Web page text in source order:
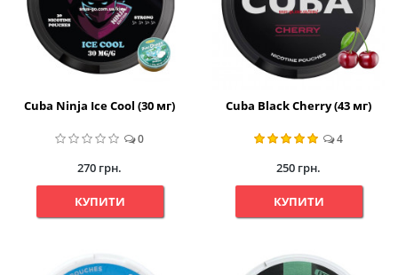
Cuba Ninja Ice Cool (30 мг)
0
270 грн.
КУПИТИ
Cuba Black Cherry (43 мг)
4
250 грн.
КУПИТИ